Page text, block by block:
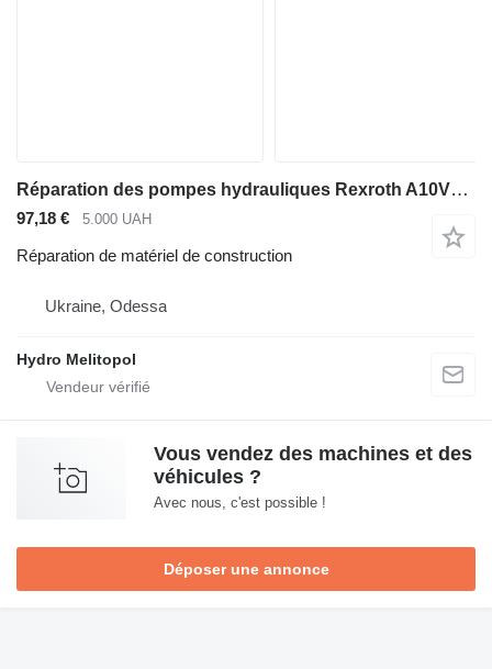
Réparation des pompes hydrauliques Rexroth A10VO A10VNO séries 52 et 53
97,18 € 5.000 UAH
Réparation de matériel de construction
Ukraine, Odessa
Hydro Melitopol
Vous vendez des machines et des
véhicules ?
Avec nous, c'est possible !
Déposer une annonce